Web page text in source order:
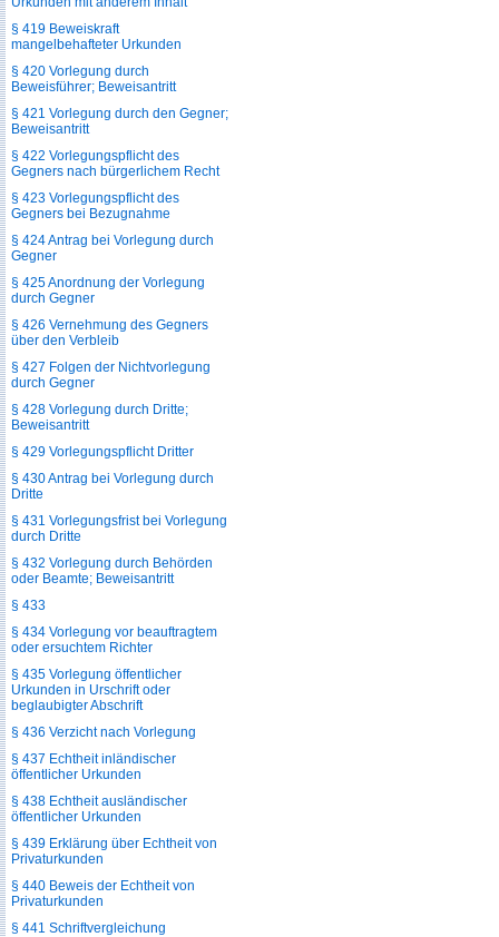
§ 419 Beweiskraft
mangelbehafteter Urkunden
§ 420 Vorlegung durch
Beweisführer; Beweisantritt
§ 421 Vorlegung durch den Gegner;
Beweisantritt
§ 422 Vorlegungspflicht des
Gegners nach bürgerlichem Recht
§ 423 Vorlegungspflicht des
Gegners bei Bezugnahme
§ 424 Antrag bei Vorlegung durch
Gegner
§ 425 Anordnung der Vorlegung
durch Gegner
§ 426 Vernehmung des Gegners
über den Verbleib
§ 427 Folgen der Nichtvorlegung
durch Gegner
§ 428 Vorlegung durch Dritte;
Beweisantritt
§ 429 Vorlegungspflicht Dritter
§ 430 Antrag bei Vorlegung durch
Dritte
§ 431 Vorlegungsfrist bei Vorlegung
durch Dritte
§ 432 Vorlegung durch Behörden
oder Beamte; Beweisantritt
§ 433
§ 434 Vorlegung vor beauftragtem
oder ersuchtem Richter
§ 435 Vorlegung öffentlicher
Urkunden in Urschrift oder
beglaubigter Abschrift
§ 436 Verzicht nach Vorlegung
§ 437 Echtheit inländischer
öffentlicher Urkunden
§ 438 Echtheit ausländischer
öffentlicher Urkunden
§ 439 Erklärung über Echtheit von
Privaturkunden
§ 440 Beweis der Echtheit von
Privaturkunden
§ 441 Schriftvergleichung